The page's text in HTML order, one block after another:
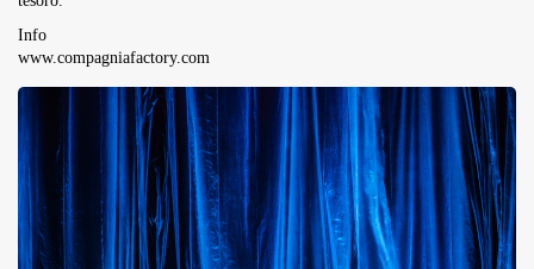
Info
www.compagniafactory.com